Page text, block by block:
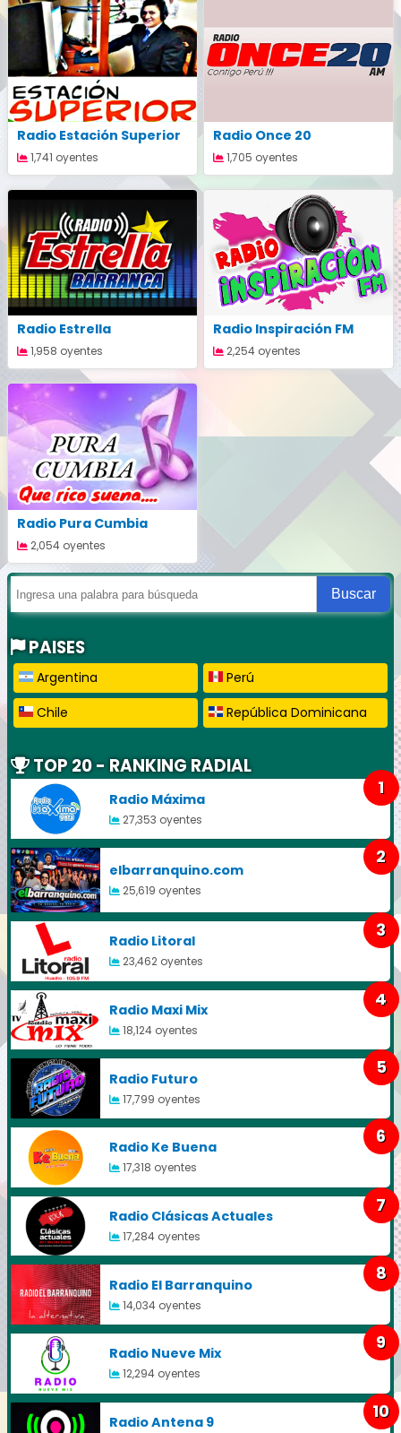
Radio Estación Superior
1,741 oyentes
Radio Once 20
1,705 oyentes
Radio Estrella
1,958 oyentes
Radio Inspiración FM
2,254 oyentes
Radio Pura Cumbia
2,054 oyentes
Buscar
PAISES
Argentina
Perú
Chile
República Dominicana
TOP 20 - RANKING RADIAL
Radio Máxima
27,353 oyentes
1
elbarranquino.com
25,619 oyentes
2
Radio Litoral
23,462 oyentes
3
Radio Maxi Mix
18,124 oyentes
4
Radio Futuro
17,799 oyentes
5
Radio Ke Buena
17,318 oyentes
6
Radio Clásicas Actuales
17,284 oyentes
7
Radio El Barranquino
14,034 oyentes
8
Radio Nueve Mix
12,294 oyentes
9
Radio Antena 9
10